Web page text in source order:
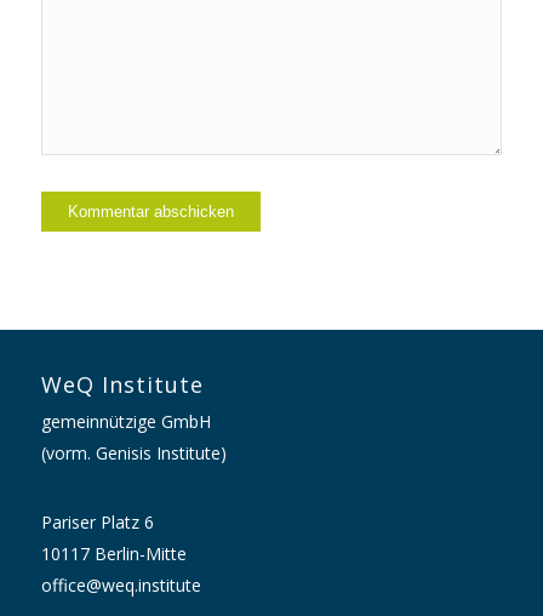
WeQ Institute
gemeinnützige GmbH
(vorm. Genisis Institute)
Pariser Platz 6
10117 Berlin-Mitte
office@weq.institute